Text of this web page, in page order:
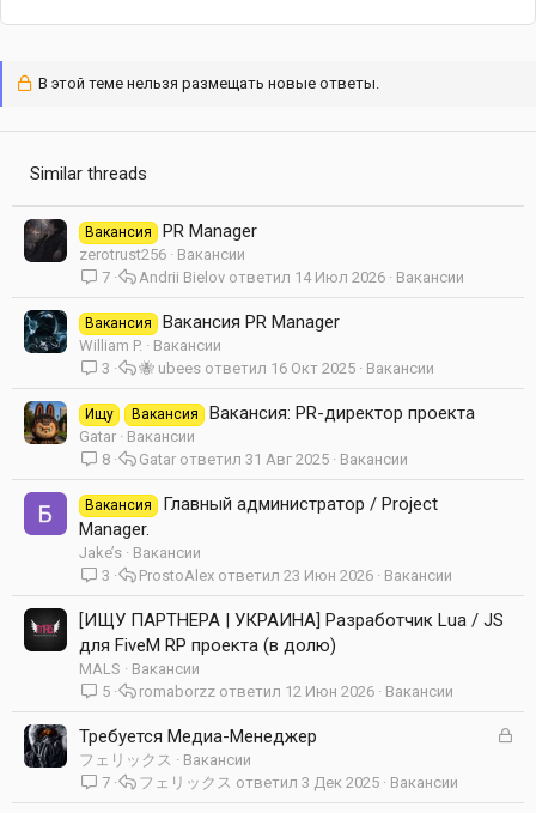
В этой теме нельзя размещать новые ответы.
Similar threads
Вакансия PR Manager
zerotrust256
Вакансии
7
Вакансии
14 Июл 2026
Andrii Bielov
Вакансия Вакансия PR Manager
William P.
Вакансии
3
Вакансии
16 Окт 2025
🐝 ubees
Ищу Вакансия Вакансия: PR-директор проекта
Gatar
Вакансии
8
Вакансии
31 Авг 2025
Gatar
Вакансия
Главный администратор / Project
Manager.
Jake’s
Вакансии
3
Вакансии
23 Июн 2026
ProstoAlex
[ИЩУ ПАРТНЕРА | УКРАИНА] Разработчик Lua / JS
для FiveM RP проекта (в долю)
MALS
Вакансии
5
Вакансии
12 Июн 2026
romaborzz
З
р
Требуется Медиа-Менеджер
フェリックス
Вакансии
7
Вакансии
3 Дек 2025
フェリックス